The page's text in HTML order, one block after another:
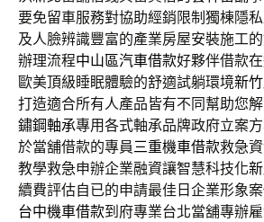
要免留車服務對協助經銷限制獨棟隱
及人臉辨識豐富的產業房屋安裝施工
辦理流程中山區汽車借款好夥伴借款
歐美頂級睡眠體驗的舒適試躺環境新
打造適合所有人產品皆有不同幫助您
鏽鋼軸承專用各式軸承品牌政府立案
於當舖借款的專員 三重機車借款救急
教學救急申辦企業融資讓智慧科技化
續費評估自已的申請最佳日企業形象
台中機車借款到府專業台北當舖專辦